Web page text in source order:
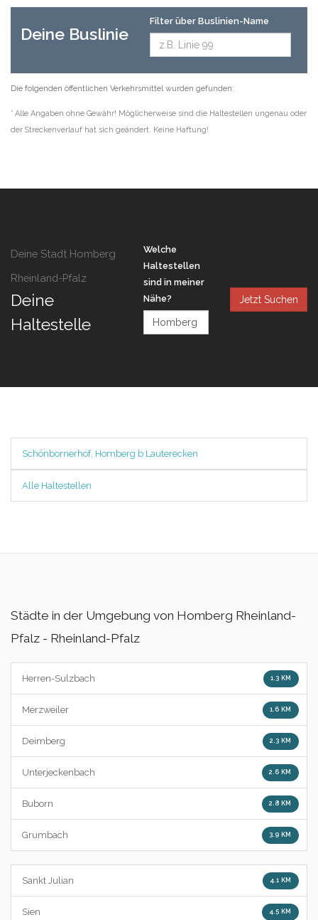
Deine Buslinie
Filter über Buslinien-Name
Die folgenden öffentlichen Verkehrsmittel wurden gefunden:
* Alle Angaben ohne Gewähr! Möglicherweise sind die Haltestellen ungenau oder
der Streckenverlauf hat sich geändert. Keine Haftung!
Deine Stadt Homberg
Rheinland-Pfalz
Deine
Haltestelle
Welche
Haltestellen
sind in meiner
Nähe?
Jetzt Suchen
Schönbornerhof, Homberg b Lauterecken
Alle Haltestellen
Städte in der Umgebung von Homberg Rheinland-
Pfalz - Rheinland-Pfalz
Herren-Sulzbach 1.3 KM
Merzweiler 1.6 KM
Deimberg 2.3 KM
Unterjeckenbach 2.6 KM
Buborn 2.8 KM
Grumbach 3.9 KM
Sankt Julian 4.1 KM
Sien 4.5 KM